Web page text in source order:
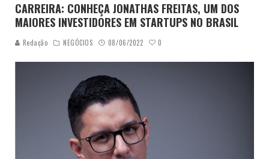
CARREIRA: CONHEÇA JONATHAS FREITAS, UM DOS
MAIORES INVESTIDORES EM STARTUPS NO BRASIL
Redação NEGÓCIOS 08/06/2022 0